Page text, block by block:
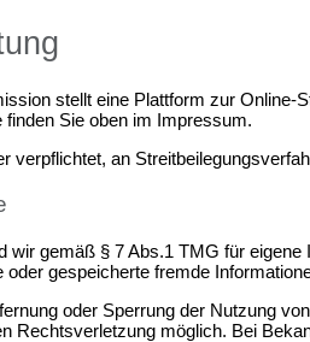
stellt eine Plattform zur Online-
Sie oben im Impressum.
verpflichtet, an
wir gemäß § 7 Abs.1 TMG für
oder gespeicherte fremde
oder Sperrung der Nutzung
Rechtsverletzung möglich. Bei